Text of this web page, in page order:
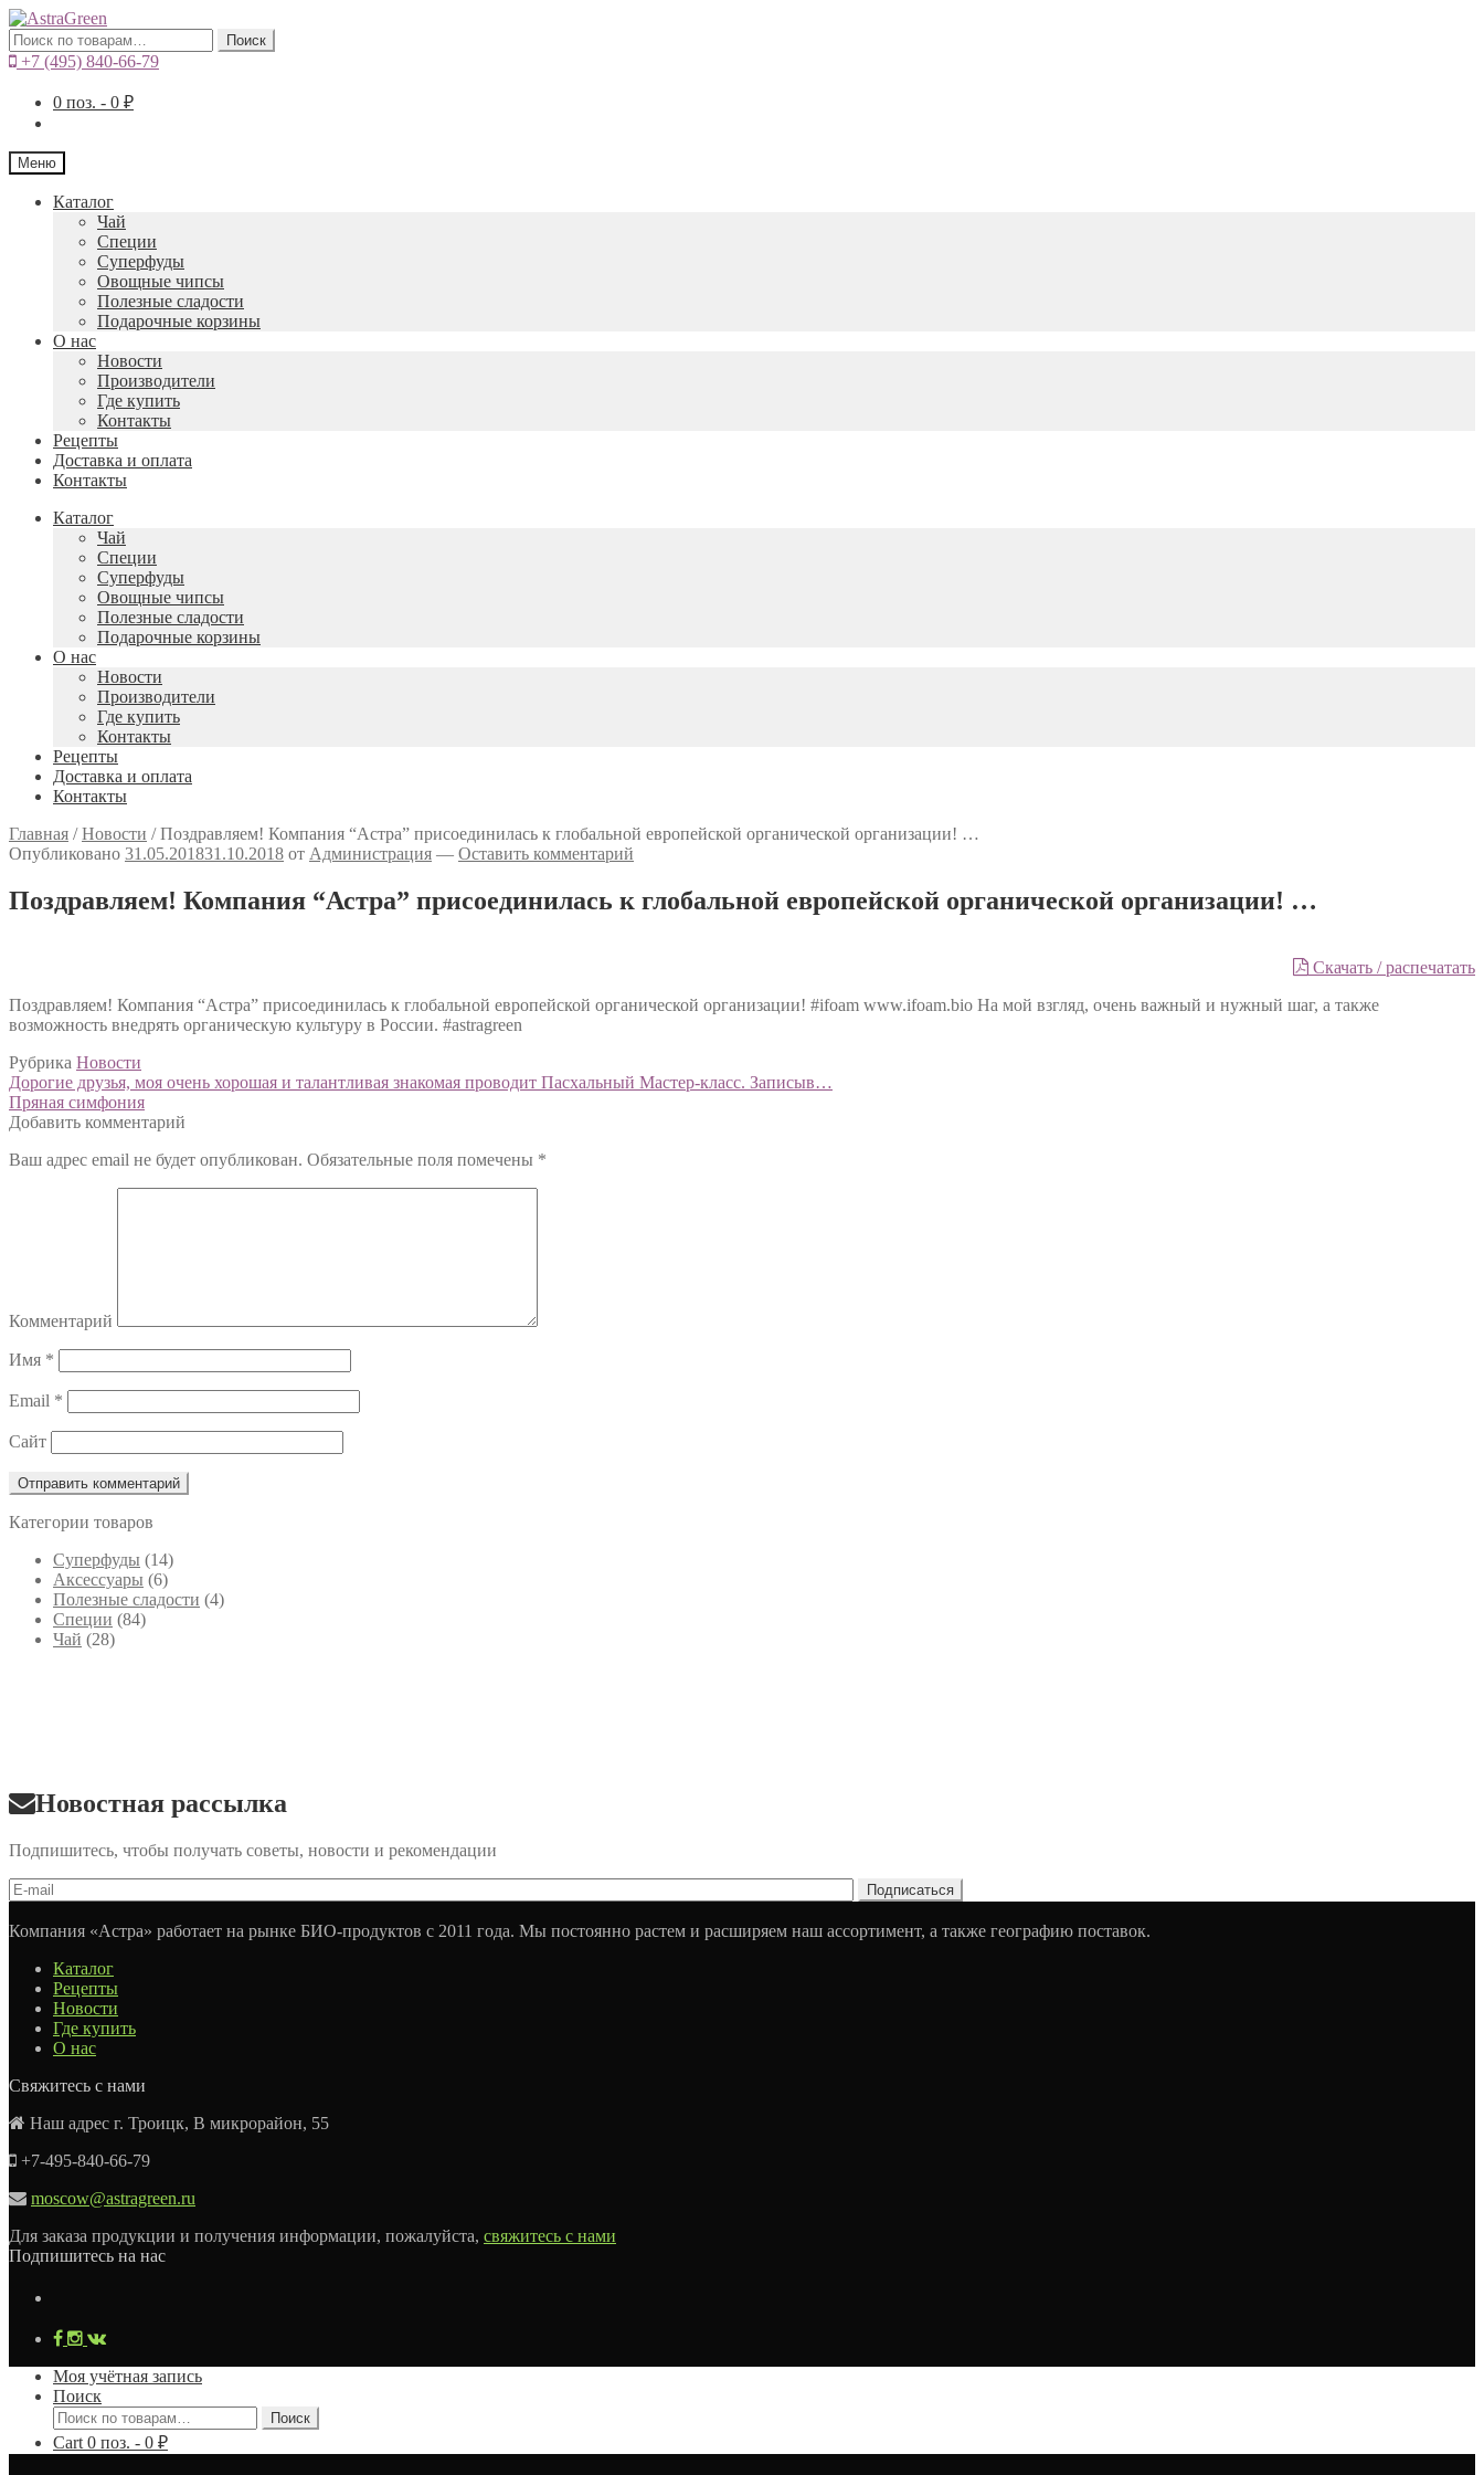
Искать: Поиск
+7 (495) 840-66-79
0 поз. - 0 ₽
Меню
Каталог
Чай
Специи
Cуперфуды
Овощные чипсы
Полезные сладости
Подарочные корзины
О нас
Новости
Производители
Где купить
Контакты
Рецепты
Доставка и оплата
Контакты
Каталог
Чай
Специи
Cуперфуды
Овощные чипсы
Полезные сладости
Подарочные корзины
О нас
Новости
Производители
Где купить
Контакты
Рецепты
Доставка и оплата
Контакты
Главная /Новости /Поздравляем! Компания “Астра” присоединилась к глобальной европейской органической организации! …
Опубликовано 31.05.201831.10.2018 от Администрация — Оставить комментарий
Поздравляем! Компания “Астра” присоединилась к глобальной европейской органической организации! …
Скачать / распечатать
Поздравляем! Компания “Астра” присоединилась к глобальной европейской органической организации! #ifoam www.ifoam.bio На мой взгляд, очень важный и нужный шаг, а также
возможность внедрять органическую культуру в России. #astragreen
Рубрика Новости
Навигация
по
Предыдущий:
Дорогие друзья, моя очень хорошая и талантливая знакомая проводит Пасхальный Мастер-класс. Записыв…
Следующий:
Пряная симфония
Добавить комментарий
Ваш адрес email не будет опубликован. Обязательные поля помечены *
Комментарий
Имя *
Email *
Сайт
Категории товаров
Cуперфуды (14)
Аксессуары (6)
Полезные сладости (4)
Специи (84)
Чай (28)
Новостная рассылка
Подпишитесь, чтобы получать советы, новости и рекомендации
Компания «Астра» работает на рынке БИО-продуктов с 2011 года. Мы постоянно растем и расширяем наш ассортимент, а также географию поставок.
Каталог
Рецепты
Новости
Где купить
О нас
Свяжитесь с нами
Наш адрес г. Троицк, В микрорайон, 55
+7-495-840-66-79
moscow@astragreen.ru
Для заказа продукции и получения информации, пожалуйста, свяжитесь с нами
Подпишитесь на нас
Моя учётная запись
Поиск
Искать:
Поиск
Cart0 поз. - 0 ₽